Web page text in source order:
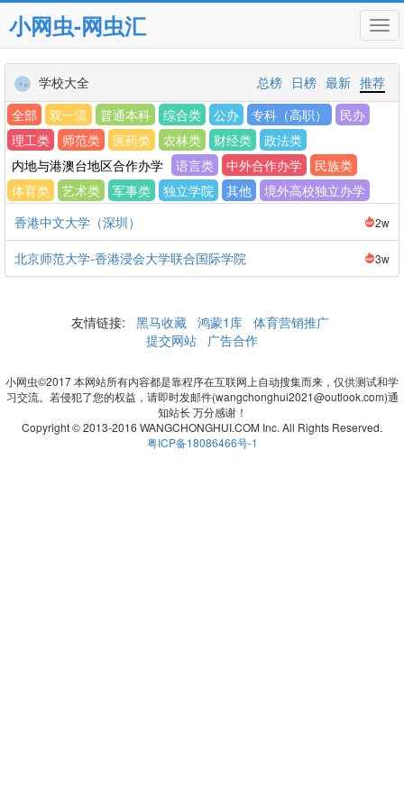
小网虫-网虫汇
学校大全 推荐
最新
日榜
总榜
全部
双一流 普通本科 综合类 公办 专科（高职）
民办
理工类
师范类 医药类 农林类 财经类
政法类
内地与港澳台地区合作办学
语言类 中外合作办学
民族类
体育类
艺术类 军事类 独立学院 其他
境外高校独立办学
香港中文大学（深圳）
2w
北京师范大学-香港浸会大学联合国际学院 3w
友情链接: 黑马收藏 鸿蒙1库 体育营销推广
提交网站
广告合作
小网虫©2017 本网站所有内容都是靠程序在互联网上自动搜集而来，仅供测试和学
习交流。若侵犯了您的权益，请即时发邮件(wangchonghui2021@outlook.com)通
知站长 万分感谢！
Copyright © 2013-2016 WANGCHONGHUI.COM Inc. All Rights Reserved.
粤ICP备18086466号-1